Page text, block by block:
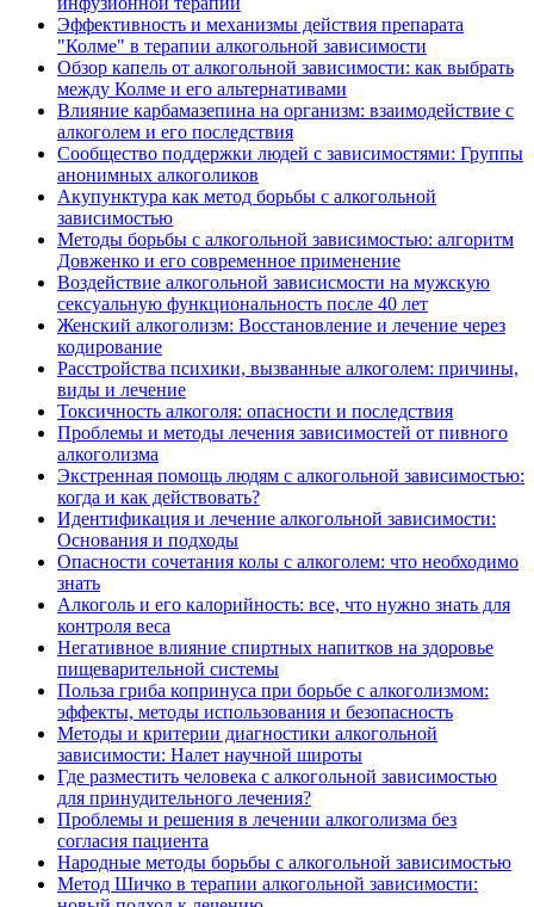
Эффективность и механизмы действия препарата
"Колме" в терапии алкогольной зависимости
Обзор капель от алкогольной зависимости: как выбрать
между Колме и его альтернативами
Влияние карбамазепина на организм: взаимодействие с
алкоголем и его последствия
Сообщество поддержки людей с зависимостями: Группы
анонимных алкоголиков
Акупунктура как метод борьбы с алкогольной
зависимостью
Методы борьбы с алкогольной зависимостью: алгоритм
Довженко и его современное применение
Воздействие алкогольной зависисмости на мужскую
сексуальную функциональность после 40 лет
Женский алкоголизм: Восстановление и лечение через
кодирование
Расстройства психики, вызванные алкоголем: причины,
виды и лечение
Токсичность алкоголя: опасности и последствия
Проблемы и методы лечения зависимостей от пивного
алкоголизма
Экстренная помощь людям с алкогольной зависимостью:
когда и как действовать?
Идентификация и лечение алкогольной зависимости:
Основания и подходы
Опасности сочетания колы с алкоголем: что необходимо
знать
Алкоголь и его калорийность: все, что нужно знать для
контроля веса
Негативное влияние спиртных напитков на здоровье
пищеварительной системы
Польза гриба копринуса при борьбе с алкоголизмом:
эффекты, методы использования и безопасность
Методы и критерии диагностики алкогольной
зависимости: Налет научной широты
Где разместить человека с алкогольной зависимостью
для принудительного лечения?
Проблемы и решения в лечении алкоголизма без
согласия пациента
Народные методы борьбы с алкогольной зависимостью
Метод Шичко в терапии алкогольной зависимости: